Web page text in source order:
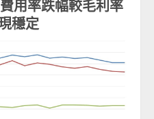
用率跌幅較毛利率
穩定